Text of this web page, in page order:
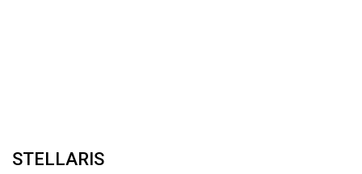
STELLARIS